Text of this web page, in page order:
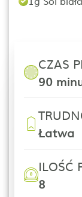
CZAS
90
Łatwa
ILOŚĆ
8